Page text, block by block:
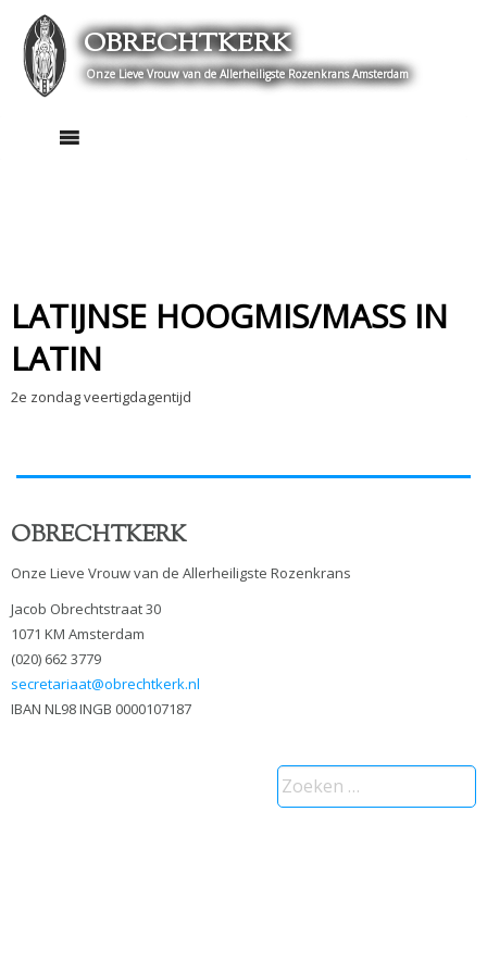
content
OBRECHTKERK
Onze Lieve Vrouw van de Allerheiligste Rozenkrans Amsterdam
LATIJNSE HOOGMIS/MASS IN
LATIN
2e zondag veertigdagentijd
OBRECHTKERK
Onze Lieve Vrouw van de Allerheiligste Rozenkrans
Jacob Obrechtstraat 30
1071 KM Amsterdam
(020) 662 3779
secretariaat@obrechtkerk.nl
IBAN NL98 INGB 0000107187
Zoeken
naar: